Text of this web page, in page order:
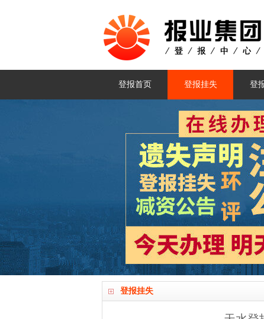
登报首页 登报挂失 登
登报挂失